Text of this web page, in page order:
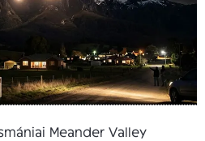
Meander Valley